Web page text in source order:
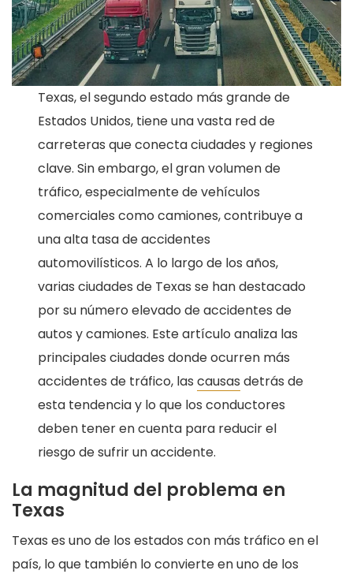
Texas, el segundo estado más grande de
Estados Unidos, tiene una vasta red de
carreteras que conecta ciudades y regiones
clave. Sin embargo, el gran volumen de
tráfico, especialmente de vehículos
comerciales como camiones, contribuye a
una alta tasa de accidentes
automovilísticos. A lo largo de los años,
varias ciudades de Texas se han destacado
por su número elevado de accidentes de
autos y camiones. Este artículo analiza las
principales ciudades donde ocurren más
accidentes de tráfico, lascausas detrás de
esta tendencia y lo que los conductores
deben tener en cuenta para reducir el
riesgo de sufrir un accidente.
La magnitud del problema en
Texas
Texas es uno de los estados con más tráfico en el
país, lo que también lo convierte en uno de los